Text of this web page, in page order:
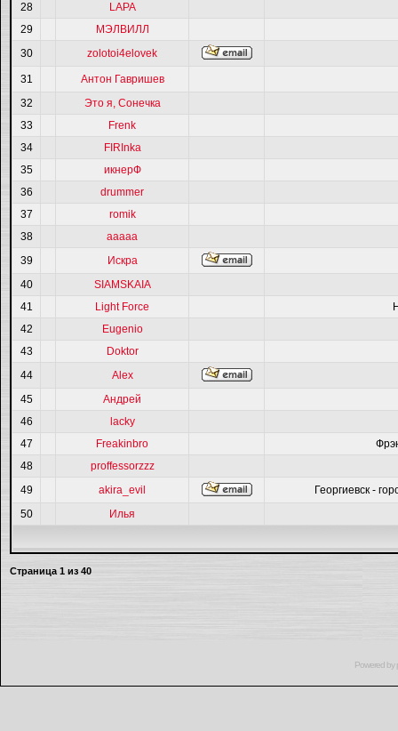
28
LAPA
29
МЭЛВИЛЛ
30
zolotoi4elovek
31
Антон Гавришев
32
Это я, Сонечка
33
Frenk
34
FIRInka
35
икнерФ
36
drummer
37
romik
38
ааааа
39
Искра
40
SIAMSKAIA
41
Light Force
42
Eugenio
43
Doktor
44
Alex
45
Андрей
46
lacky
47
Freakinbro
48
proffessorzzz
49
akira_evil
Георгиевск -
50
Илья
Страница 1 из 40
Powered by